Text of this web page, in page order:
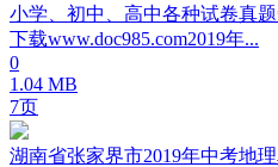
小学、初中、高中各种试卷真
下载www.doc985.com2019年...
0
1.04 MB
7页
湖南省张家界市2019年中考地